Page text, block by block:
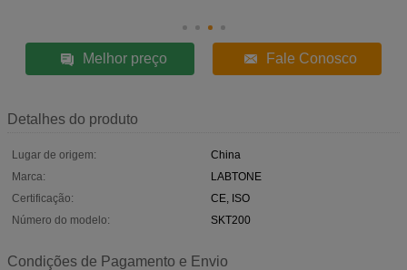
Melhor preço Fale Conosco
Detalhes do produto
Lugar de origem:
China
Marca:
LABTONE
Certificação:
CE, ISO
Número do modelo:
SKT200
Condições de Pagamento e Envio